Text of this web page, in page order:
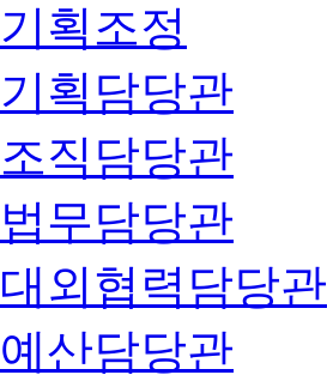
기획조정
기획담당관
조직담당관
법무담당관
대외협력담당관
예산담당관